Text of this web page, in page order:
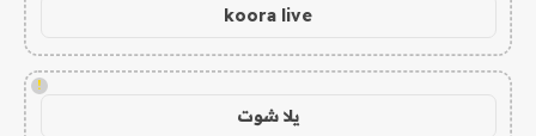
koora live
!
يلا شوت